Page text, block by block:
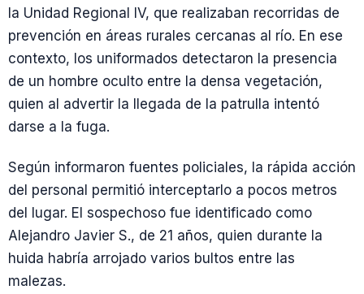
la Unidad Regional IV, que realizaban recorridas de
prevención en áreas rurales cercanas al río. En ese
contexto, los uniformados detectaron la presencia
de un hombre oculto entre la densa vegetación,
quien al advertir la llegada de la patrulla intentó
darse a la fuga.
Según informaron fuentes policiales, la rápida acción
del personal permitió interceptarlo a pocos metros
del lugar. El sospechoso fue identificado como
Alejandro Javier S., de 21 años, quien durante la
huida habría arrojado varios bultos entre las
malezas.